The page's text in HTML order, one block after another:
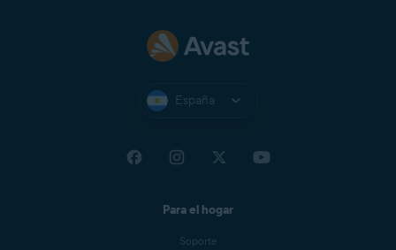
España
Para el hogar
Soporte